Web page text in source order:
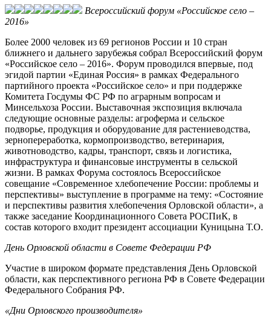
Всероссийский форум «Российское село –
2016»
Более 2000 человек из 69 регионов России и 10 стран
ближнего и дальнего зарубежья собрал Всероссийский форум
«Российское село – 2016». Форум проводился впервые, под
эгидой партии «Единая Россия» в рамках Федерального
партийного проекта «Российское село» и при поддержке
Комитета Госдумы ФС РФ по аграрным вопросам и
Минсельхоза России. Выставочная экспозиция включала
следующие основные разделы: агроферма и сельское
подворье, продукция и оборудование для растениеводства,
зернопереработка, кормопроизводство, ветеринария,
животноводство, кадры, транспорт, связь и логистика,
инфраструктура и финансовые инструменты в сельской
жизни. В рамках Форума состоялось Всероссийское
совещание «Современное хлебопечение России: проблемы и
перспективы» выступление в программе на тему: «Состояние
и перспективы развития хлебопечения Орловской области», а
также заседание Координационного Совета РОСПиК, в
состав которого входит президент ассоциации Куницына Т.О.
День Орловской области в Совете Федерации РФ
Участие в широком формате представления День Орловской
области, как перспективного региона РФ в Совете Федерации
Федерального Собрания РФ.
«Дни Орловского производителя»